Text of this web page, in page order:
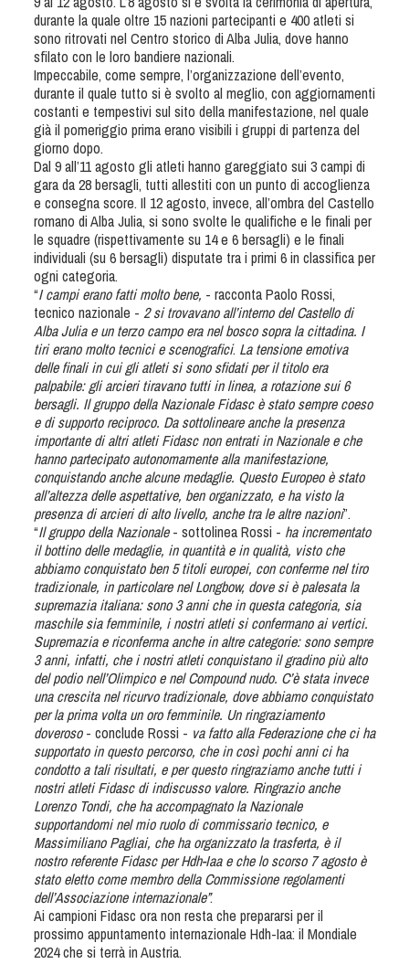
durante la quale oltre 15 nazioni partecipanti e 400 atleti si
sono ritrovati nel Centro storico di Alba Julia, dove hanno
sfilato con le loro bandiere nazionali.
Impeccabile, come sempre, l’organizzazione dell’evento,
durante il quale tutto si è svolto al meglio, con aggiornamenti
costanti e tempestivi sul sito della manifestazione, nel quale
già il pomeriggio prima erano visibili i gruppi di partenza del
giorno dopo.
Dal 9 all’11 agosto gli atleti hanno gareggiato sui 3 campi di
gara da 28 bersagli, tutti allestiti con un punto di accoglienza
e consegna score. Il 12 agosto, invece, all’ombra del Castello
romano di Alba Julia, si sono svolte le qualifiche e le finali per
le squadre (rispettivamente su 14 e 6 bersagli) e le finali
individuali (su 6 bersagli) disputate tra i primi 6 in classifica per
ogni categoria.
“I campi erano fatti molto bene, - racconta Paolo Rossi,
tecnico nazionale - 2 si trovavano all’interno del Castello di
Alba Julia e un terzo campo era nel bosco sopra la cittadina. I
tiri erano molto tecnici e scenografici. La tensione emotiva
delle finali in cui gli atleti si sono sfidati per il titolo era
palpabile: gli arcieri tiravano tutti in linea, a rotazione sui 6
bersagli. Il gruppo della Nazionale Fidasc è stato sempre coeso
e di supporto reciproco. Da sottolineare anche la presenza
importante di altri atleti Fidasc non entrati in Nazionale e che
hanno partecipato autonomamente alla manifestazione,
conquistando anche alcune medaglie. Questo Europeo è stato
all’altezza delle aspettative, ben organizzato, e ha visto la
presenza di arcieri di alto livello, anche tra le altre nazioni”.
“Il gruppo della Nazionale - sottolinea Rossi - ha incrementato
il bottino delle medaglie, in quantità e in qualità, visto che
abbiamo conquistato ben 5 titoli europei, con conferme nel tiro
tradizionale, in particolare nel Longbow, dove si è palesata la
supremazia italiana: sono 3 anni che in questa categoria, sia
maschile sia femminile, i nostri atleti si confermano ai vertici.
Supremazia e riconferma anche in altre categorie: sono sempre
3 anni, infatti, che i nostri atleti conquistano il gradino più alto
del podio nell’Olimpico e nel Compound nudo. C’è stata invece
una crescita nel ricurvo tradizionale, dove abbiamo conquistato
per la prima volta un oro femminile. Un ringraziamento
doveroso - conclude Rossi - va fatto alla Federazione che ci ha
supportato in questo percorso, che in così pochi anni ci ha
condotto a tali risultati, e per questo ringraziamo anche tutti i
nostri atleti Fidasc di indiscusso valore. Ringrazio anche
Lorenzo Tondi, che ha accompagnato la Nazionale
supportandomi nel mio ruolo di commissario tecnico, e
Massimiliano Pagliai, che ha organizzato la trasferta, è il
nostro referente Fidasc per Hdh-Iaa e che lo scorso 7 agosto è
stato eletto come membro della Commissione regolamenti
dell’Associazione internazionale”.
Ai campioni Fidasc ora non resta che prepararsi per il
prossimo appuntamento internazionale Hdh-Iaa: il Mondiale
2024 che si terrà in Austria.
Tiro a Palla
Tiro con l'arco da caccia
Field Target
Paintball
Softair
Agility
DiscDog
Dog Balance
Dog Trail
Dog Triathlon
Hoopers
Mantrailing
Nosework
Obedience
Rally Obedience
Retriever Sport
Ricerca Tartufo
Sheepdog
Sport acquatici
Treibball
Ipo Delta
Freestyle
Protezione civile Sportiva
Cinofilia Venatoria
Sleddog